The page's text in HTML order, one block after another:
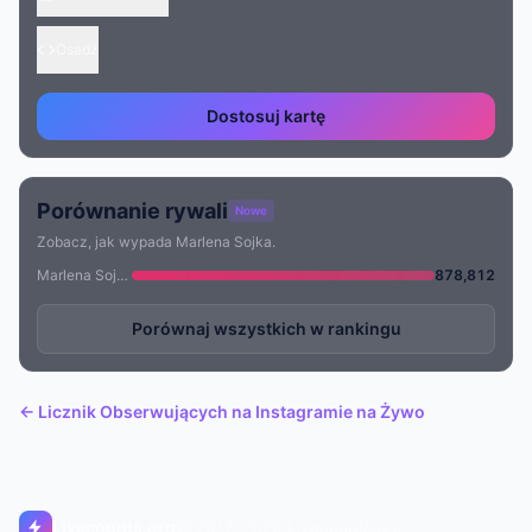
Dostosuj kartę
Porównanie rywali Nowe
Zobacz, jak wypada Marlena Sojka.
Marlena Sojka
878,812
Porównaj wszystkich w rankingu
← Licznik Obserwujących na Instagramie na Żywo